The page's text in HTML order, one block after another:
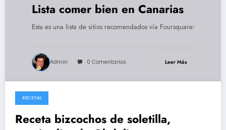
Lista comer bien en Canarias
Esta es una lista de sitios recomendados vía Foursquare:
Admin 0 Comentarios Leer Más
26/05/2026
RECETAS
Receta bizcochos de soletilla,